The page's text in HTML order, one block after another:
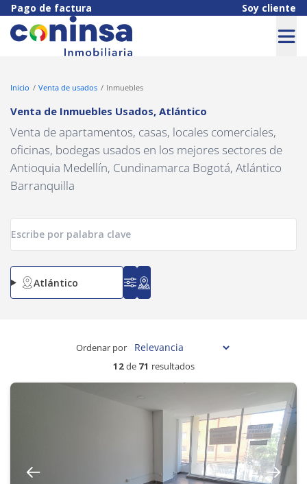
Pago de factura Soy cliente
Inicio Venta de usados Inmuebles
Venta de Inmuebles Usados, Atlántico
Venta de apartamentos, casas, locales comerciales,
oficinas, bodegas usados en los mejores sectores de
Antioquia Medellín, Cundinamarca Bogotá, Atlántico
Barranquilla
Atlántico
12de 71 resultados
Ordenar por
Navigated to Venta de Inmuebles Usados, Atlántico